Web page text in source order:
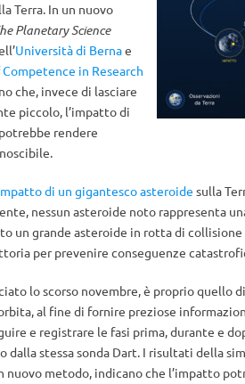
Terra. In un nuovo
Planetary Science
Università di Bernae
in Research
che, invece di lasciare
piccolo, l’impatto di
rendere
di un gigantesco asteroide sulla
nessun asteroide noto rappresenta
un grande asteroide in rotta di
per prevenire conseguenze
lo scorso novembre, è proprio quello
al fine di fornire preziose
e registrare le fasi prima, durante e
dalla stessa sonda Dart. I risultati della
metodo, indicano che l’impatto